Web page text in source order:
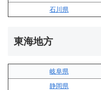
石川県
東海地方
岐阜県
静岡県